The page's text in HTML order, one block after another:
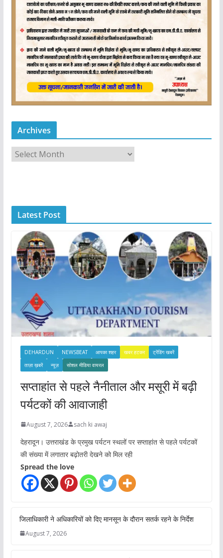
Archives
Latest Post
DEHARDUN NEWSBEAT आपका शहर खबर हटकर
ट्रेंडिंग खबरें
ताज़ा ख़बरें
न्यूज़ सोशल मीडिया वायरल
सप्ताहांत से पहले नैनीताल और मसूरी में बढ़ी
पर्यटकों की आवाजाही
August 7, 2026 sach ki awaj
देहरादून। उत्तराखंड के प्रमुख पर्यटन स्थलों पर सप्ताहांत से पहले पर्यटकों
की संख्या में लगातार बढ़ोतरी देखने को मिल रही
Spread the love
जिलाधिकारी ने अधिकारियों को दिए मानसून के दौरान सतर्क रहने के निर्देश
August 7, 2026